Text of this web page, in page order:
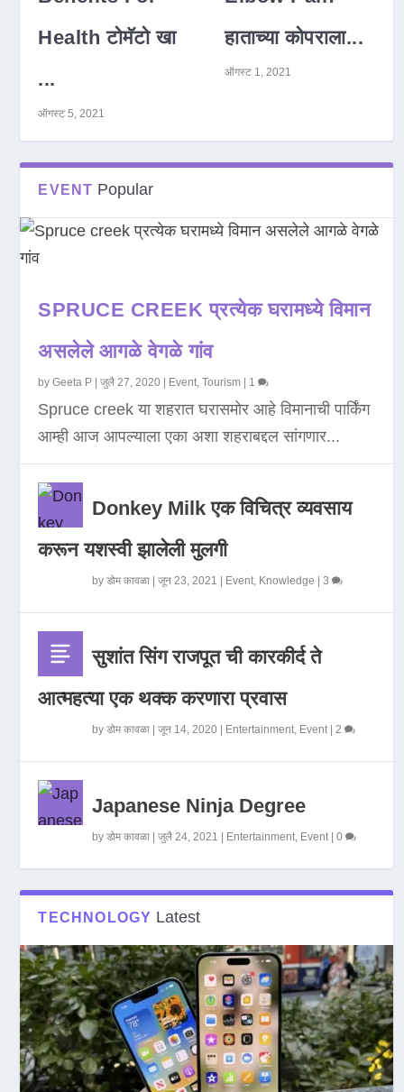
Health टोमॅटो खा
...
ऑगस्ट 5, 2021
हाताच्या कोपराला...
ऑगस्ट 1, 2021
EVENT Popular
SPRUCE CREEK प्रत्येक घरामध्ये विमान
असलेले आगळे वेगळे गांव
byGeeta P |जुलै 27, 2020 Event,Tourism 1
Spruce creek या शहरात घरासमोर आहे विमानाची पार्किंग
आम्ही आज आपल्याला एका अशा शहराबद्दल सांगणार...
Donkey Milk एक विचित्र व्यवसाय
करून यशस्वी झालेली मुलगी
byडोम कावळा |जून 23, 2021 Event, Knowledge |3
सुशांत सिंग राजपूत ची कारकीर्द ते
आत्महत्या एक थक्क करणारा प्रवास
byडोम कावळा |जून 14, 2020 Entertainment, Event|2
Japanese Ninja Degree
byडोम कावळा |जुलै 24, 2021 Entertainment, Event|0
TECHNOLOGY Latest